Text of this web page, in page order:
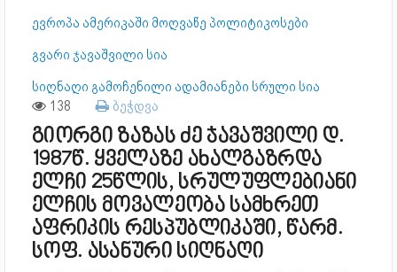
ევროპა ამერიკაში მოღვაწე პოლიტიკოსები
გვარი ჯავაშვილი სია
სიღნაღი გამოჩენილი ადამიანები სრული სია
138 ბეჭდვა
გიორგი ზაზას ძე ჯავაშვილი დ.
1987წ. ყველაზე ახალგაზრდა
ელჩი 25წლის, სრულუფლებიანი
ელჩის მოვალეობა სამხრეთ
აფრიკის რესპუბლიკაში, წარმ.
სოფ. ასანური სიღნაღი